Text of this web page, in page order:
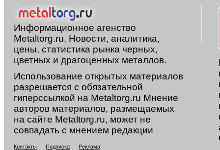
Информационное агенство
Metaltorg.ru. Новости, аналитика,
цены, статистика рынка черных,
цветных и драгоценных металлов.
Использование открытых материалов
разрешается с обязательной
гиперссылкой на Metaltorg.ru Мнение
авторов материалов, размещаемых
на сайте Metaltorg.ru, может не
совпадать с мнением редакции
Контакты Подписка Реклама